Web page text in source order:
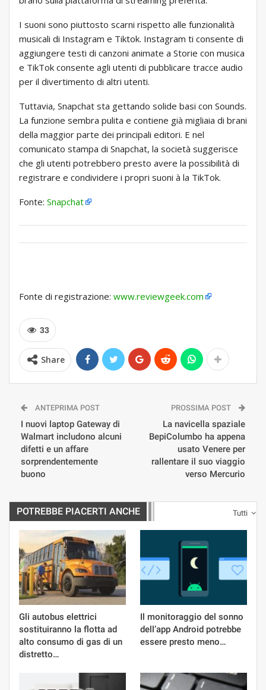
I suoni sono piuttosto scarni rispetto alle funzionalità
musicali di Instagram e Tiktok. Instagram ti consente di
aggiungere testi di canzoni animate a Storie con musica
e TikTok consente agli utenti di pubblicare tracce audio
per il divertimento di altri utenti.
Tuttavia, Snapchat sta gettando solide basi con Sounds.
La funzione sembra pulita e contiene già migliaia di brani
della maggior parte dei principali editori. E nel
comunicato stampa di Snapchat, la società suggerisce
che gli utenti potrebbero presto avere la possibilità di
registrare e condividere i propri suoni à la TikTok.
Fonte: Snapchat
Fonte di registrazione: www.reviewgeek.com
33
Share
ANTEPRIMA POST
I nuovi laptop Gateway di
Walmart includono alcuni
difetti e un affare
sorprendentemente
buono
PROSSIMA POST
La navicella spaziale
BepiColumbo ha appena
usato Venere per
rallentare il suo viaggio
verso Mercurio
Tutti
POTREBBE PIACERTI ANCHE
Gli autobus elettrici
sostituiranno la flotta ad
alto consumo di gas di un
distretto…
Il monitoraggio del sonno
dell’app Android potrebbe
essere presto meno…